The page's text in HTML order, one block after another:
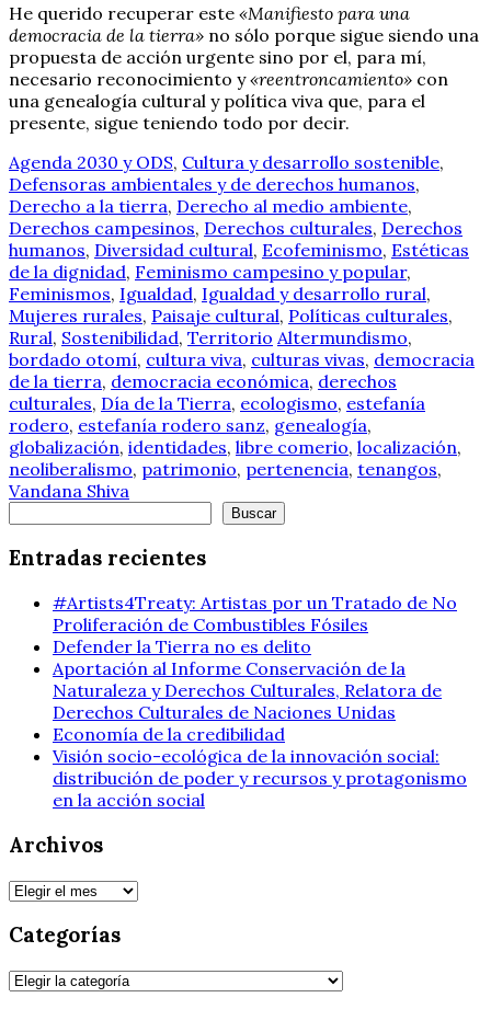
He querido recuperar este «Manifiesto para una
democracia de la tierra» no sólo porque sigue siendo una
propuesta de acción urgente sino por el, para mí,
necesario reconocimiento y«reentroncamiento» con
una genealogía cultural y política viva que, para el
presente, sigue teniendo todo por decir.
Agenda 2030 y ODS, Cultura y desarrollo sostenible,
Defensoras ambientales y de derechos humanos,
Derecho a la tierra, Derecho al medio ambiente,
Derechos campesinos, Derechos culturales, Derechos
humanos, Diversidad cultural, Ecofeminismo, Estéticas
de la dignidad, Feminismo campesino y popular,
Feminismos, Igualdad, Igualdad y desarrollo rural,
Mujeres rurales, Paisaje cultural, Políticas culturales,
Rural, Sostenibilidad, Territorio Altermundismo,
bordado otomí, cultura viva, culturas vivas, democracia
de la tierra, democracia económica, derechos
culturales, Día de la Tierra, ecologismo, estefanía
rodero, estefanía rodero sanz, genealogía,
globalización, identidades, libre comerio, localización,
neoliberalismo, patrimonio, pertenencia, tenangos,
Vandana Shiva
Buscar
Entradas recientes
#Artists4Treaty: Artistas por un Tratado de No
Proliferación de Combustibles Fósiles
Defender la Tierra no es delito
Aportación al Informe Conservación de la
Naturaleza y Derechos Culturales, Relatora de
Derechos Culturales de Naciones Unidas
Economía de la credibilidad
Visión socio-ecológica de la innovación social:
distribución de poder y recursos y protagonismo
en la acción social
Archivos
Archivos
Categorías
Categorías